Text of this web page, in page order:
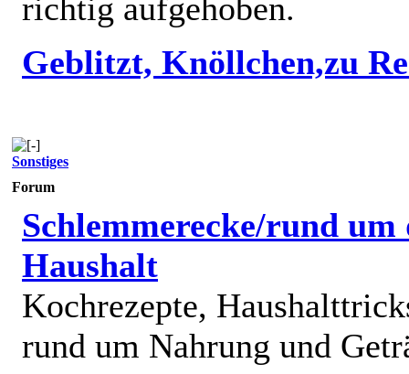
richtig aufgehoben.
Geblitzt, Knöllchen,zu
Sonstiges
Forum
Schlemmerecke/rund um
Haushalt
Kochrezepte,
rund um Nahrung und